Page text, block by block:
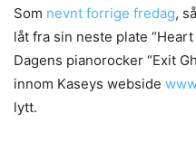
Som nevnt forrige fredag,
låt fra sin neste plate “Heart
Dagens pianorocker “Exit
innom Kaseys webside
lytt.